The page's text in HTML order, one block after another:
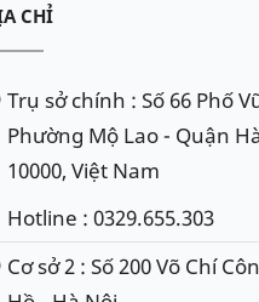
CHỈ
Trụ sở chính : Số 66 Phố
Phường Mộ Lao - Quận
10000, Việt Nam
Hotline : 0329.655.303
Cơ sở 2 : Số 200 Võ Chí